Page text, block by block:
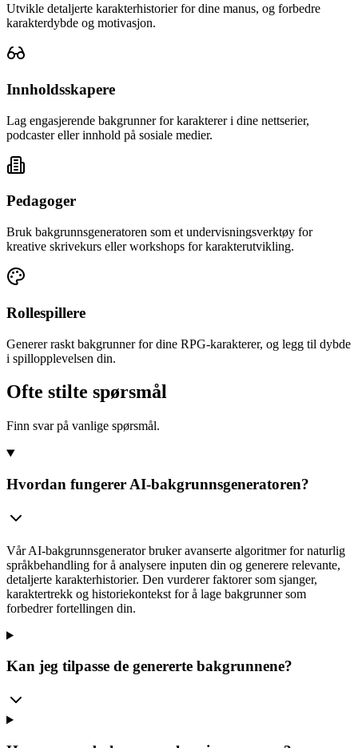
Utvikle detaljerte karakterhistorier for dine manus, og forbedre
karakterdybde og motivasjon.
Innholdsskapere
Lag engasjerende bakgrunner for karakterer i dine nettserier,
podcaster eller innhold på sosiale medier.
Pedagoger
Bruk bakgrunnsgeneratoren som et undervisningsverktøy for
kreative skrivekurs eller workshops for karakterutvikling.
Rollespillere
Generer raskt bakgrunner for dine RPG-karakterer, og legg til dybde
i spillopplevelsen din.
Ofte stilte spørsmål
Finn svar på vanlige spørsmål.
Hvordan fungerer AI-bakgrunnsgeneratoren?
Vår AI-bakgrunnsgenerator bruker avanserte algoritmer for naturlig
språkbehandling for å analysere inputen din og generere relevante,
detaljerte karakterhistorier. Den vurderer faktorer som sjanger,
karaktertrekk og historiekontekst for å lage bakgrunner som
forbedrer fortellingen din.
Kan jeg tilpasse de genererte bakgrunnene?